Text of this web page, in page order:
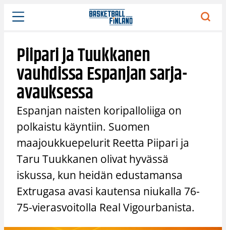
Siirry
sisältöön
Piipari ja Tuukkanen
vauhdissa Espanjan sarja-
avauksessa
Espanjan naisten koripalloliiga on
polkaistu käyntiin. Suomen
maajoukkuepelurit Reetta Piipari ja
Taru Tuukkanen olivat hyvässä
iskussa, kun heidän edustamansa
Extrugasa avasi kautensa niukalla 76-
75-vierasvoitolla Real Vigourbanista.